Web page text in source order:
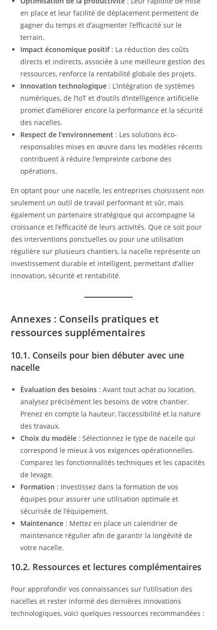
en place et leur facilité de déplacement permettent de
gagner du temps et d’augmenter l’efficacité sur le
terrain.
Impact économique positif: La réduction des coûts
directs et indirects, associée à une meilleure gestion des
ressources, renforce la rentabilité globale des projets.
Innovation technologique : L’intégration de systèmes
numériques, de l’IoT et d’outils d’intelligence artificielle
promet d’améliorer encore la performance et la sécurité
des nacelles.
Respect de l’environnement : Les solutions éco-
responsables mises en œuvre dans les modèles récents
contribuent à réduire l’empreinte carbone des
opérations.
En optant pour une nacelle, les entreprises choisissent non
seulement un outil de travail performant et sûr, mais
également un partenaire stratégique qui accompagne la
croissance et l’efficacité de leurs activités. Que ce soit pour
des interventions ponctuelles ou pour une utilisation
régulière sur plusieurs chantiers, la nacelle représente un
investissement durable et intelligent, permettant d’allier
innovation, sécurité et rentabilité.
Annexes : Conseils pratiques et
ressources supplémentaires
10.1. Conseils pour bien débuter avec une
nacelle
Évaluation des besoins : Avant tout achat ou location,
analysez précisément les besoins de votre chantier.
Prenez en compte la hauteur, l’accessibilité et la nature
des travaux.
Choix du modèle : Sélectionnez le type de nacelle qui
correspond le mieux à vos exigences opérationnelles.
Comparez les fonctionnalités techniques et les capacités
de levage.
Formation : Investissez dans la formation de vos
équipes pour assurer une utilisation optimale et
sécurisée de l’équipement.
Maintenance : Mettez en place un calendrier de
maintenance régulier afin de garantir la longévité de
votre nacelle.
10.2. Ressources et lectures complémentaires
Pour approfondir vos connaissances sur l’utilisation des
nacelles et rester informé des dernières innovations
technologiques, voici quelques ressources recommandées :